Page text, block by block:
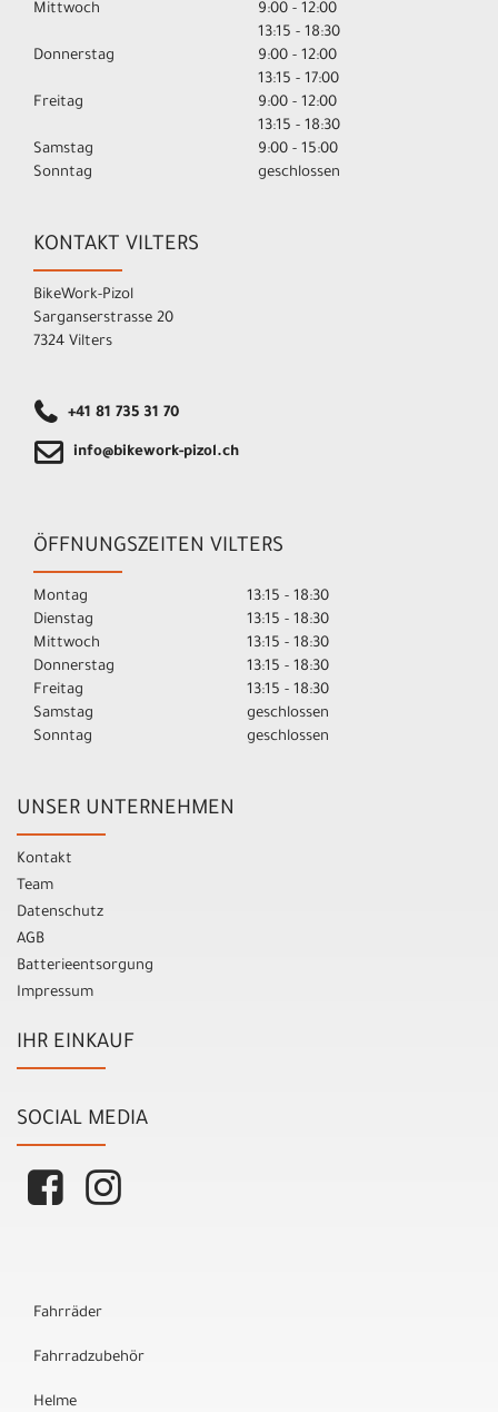
Mittwoch
9:00 - 12:00
13:15 - 18:30
Donnerstag
9:00 - 12:00
13:15 - 17:00
Freitag
9:00 - 12:00
13:15 - 18:30
Samstag
9:00 - 15:00
Sonntag
geschlossen
KONTAKT VILTERS
BikeWork-Pizol
Sarganserstrasse 20
7324 Vilters
+41 81 735 31 70
info@bikework-pizol.ch
ÖFFNUNGSZEITEN VILTERS
Montag
13:15 - 18:30
Dienstag
13:15 - 18:30
Mittwoch
13:15 - 18:30
Donnerstag
13:15 - 18:30
Freitag
13:15 - 18:30
Samstag
geschlossen
Sonntag
geschlossen
UNSER UNTERNEHMEN
Kontakt
Team
Datenschutz
AGB
Batterieentsorgung
Impressum
IHR EINKAUF
SOCIAL MEDIA
Fahrräder
Fahrradzubehör
Helme